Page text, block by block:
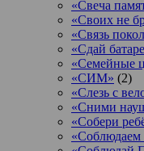
«Свеча
«Своих не
«Связь
«Сдай
«Семейные
«СИМ» (2)
«Слезь с
«Сними
«Собери